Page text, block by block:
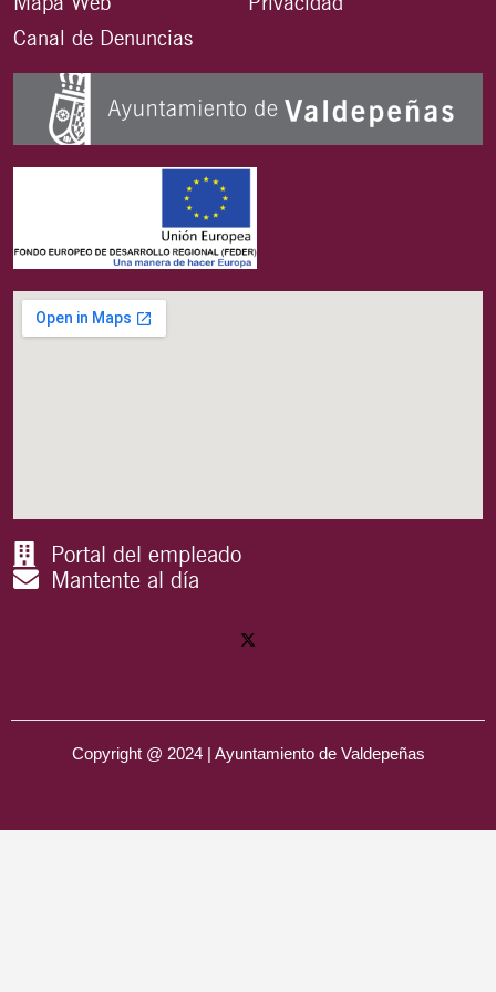
Canal de Denuncias
Portal del empleado
Mantente al día
Copyright @ 2024 | Ayuntamiento de Valdepeñas